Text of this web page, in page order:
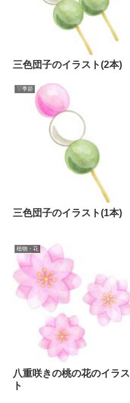
三色団子のイラスト(2本)
▽季節
三色団子のイラスト(1本)
植物・花
八重咲きの桃の花のイラス
ト